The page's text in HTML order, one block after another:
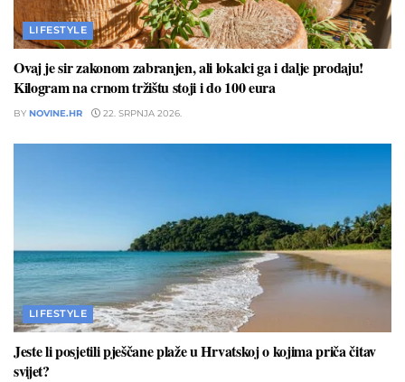
LIFESTYLE
Ovaj je sir zakonom zabranjen, ali lokalci ga i dalje prodaju!
Kilogram na crnom tržištu stoji i do 100 eura
BY NOVINE.HR 22. SRPNJA 2026.
LIFESTYLE
Jeste li posjetili pješčane plaže u Hrvatskoj o kojima priča čitav
svijet?